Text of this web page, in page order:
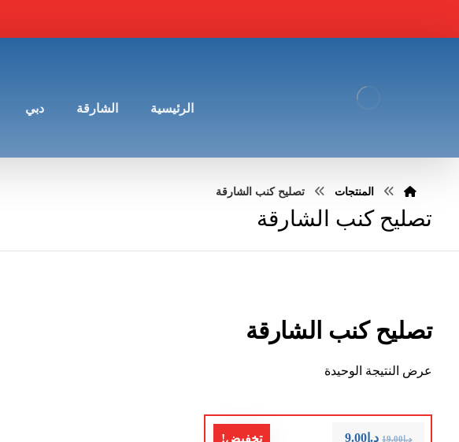
الرئيسية الشارقة دبي
المنتجات تصليح كنب الشارقة
تصليح كنب الشارقة
تصليح كنب الشارقة
عرض النتيجة الوحيدة
تخفيض! د.إ19.00 د.إ 9.00